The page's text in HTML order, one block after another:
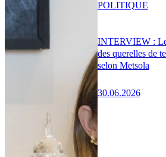
INTERVIEW :
des querelles de
selon Metsola
30.06.2026
POLITIQUE